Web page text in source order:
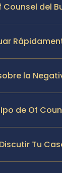
Counsel del
la
de Of
Tu